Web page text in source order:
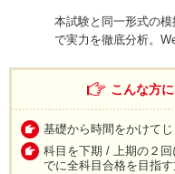
本試験と同一形式の
で実力を徹底分析。
こんな方
基礎から時間をかけて
科目を下期 / 上期の２
でに全科目合格を目指